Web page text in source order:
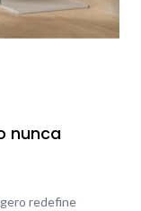
nunca
redefine